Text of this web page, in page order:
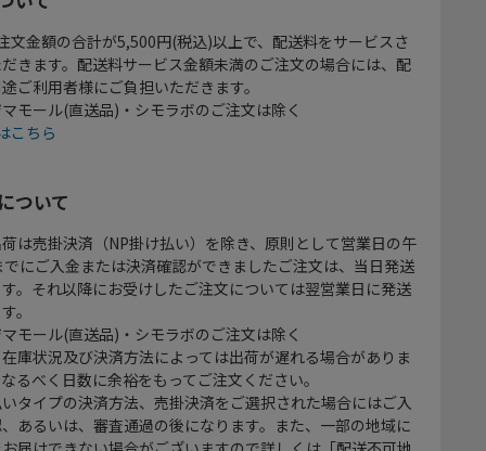
文金額の合計が5,500円(税込)以上で、配送料をサービスさ
きます。配送料サービス金額未満のご注文の場合には、配
ご利用者様にご負担いただきます。
モール(直送品)・シモラボのご注文は除く
こちら
ついて
は売掛決済（NP掛け払い）を除き、原則として営業日の午
にご入金または決済確認ができましたご注文は、当日発送
。それ以降にお受けしたご注文については翌営業日に発送
。
モール(直送品)・シモラボのご注文は除く
庫状況及び決済方法によっては出荷が遅れる場合がありま
るべく日数に余裕をもってご注文ください。
タイプの決済方法、売掛決済をご選択された場合にはご入
あるいは、審査通過の後になります。また、一部の地域に